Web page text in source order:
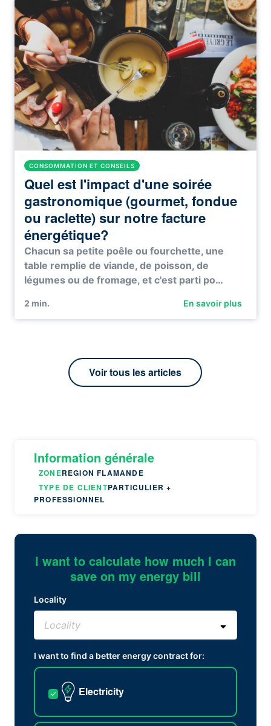
CONSOMMATION ET CONSEILS
Quel est l'impact d'une soirée
gastronomique (gourmet, fondue
ou raclette) sur notre facture
énergétique?
Chacun sa petite poêle ou fourchette, une
table remplie de viande, de poisson, de
légumes ou de fromage, et c'est parti po…
2 min. En savoir plus
Voir tous les articles
Information générale
ZONEREGION FLAMANDE
TYPE DE CLIENTPARTICULIER +
PROFESSIONNEL
I want to calculate how much I can
save on my energy bill
Locality
I want to find a better energy contract for:
Electricity